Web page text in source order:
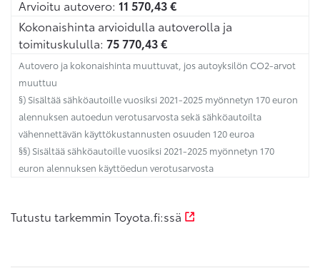
Arvioitu autovero: 11 570,43€
Kokonaishinta arvioidulla autoverolla ja
toimituskululla: 75 770,43€
Autovero ja kokonaishinta muuttuvat, jos autoyksilön CO2-arvot
muuttuu
§) Sisältää sähköautoille vuosiksi 2021-2025 myönnetyn 170 euron
alennuksen autoedun verotusarvosta sekä sähköautoilta
vähennettävän käyttökustannusten osuuden 120 euroa
§§) Sisältää sähköautoille vuosiksi 2021-2025 myönnetyn 170
euron alennuksen käyttöedun verotusarvosta
Tutustu tarkemmin Toyota.fi:ssä